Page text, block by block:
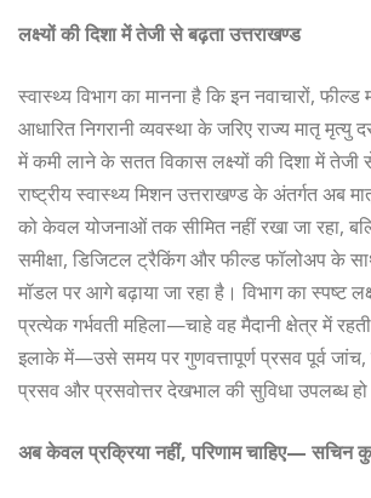
लक्ष्यों की दिशा में तेजी से बढ़ता उत्तराखण्ड
स्वास्थ्य विभाग का मानना है कि इन नवाचारों, फील्ड
आधारित निगरानी व्यवस्था के जरिए राज्य मातृ मृत्यु
में कमी लाने के सतत विकास लक्ष्यों की दिशा में
राष्ट्रीय स्वास्थ्य मिशन उत्तराखण्ड के अंतर्गत अब
को केवल योजनाओं तक सीमित नहीं रखा जा रहा,
समीक्षा, डिजिटल ट्रैकिंग और फील्ड फॉलोअप के
मॉडल पर आगे बढ़ाया जा रहा है। विभाग का स्पष्ट
प्रत्येक गर्भवती महिला—चाहे वह मैदानी क्षेत्र में
इलाके में—उसे समय पर गुणवत्तापूर्ण प्रसव पूर्व जांच,
प्रसव और प्रसवोत्तर देखभाल की सुविधा उपलब्ध
अब केवल प्रक्रिया नहीं, परिणाम चाहिए— सचिन